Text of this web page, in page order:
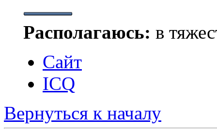
Располагаюсь: в
Сайт
ICQ
Вернуться к началу